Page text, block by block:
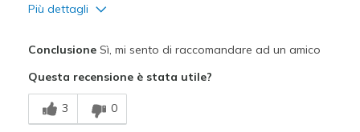
Più dettagli
Breathe Well
Comfortable
ConclusioneSì, mi sento di raccomandare ad un amico
Questa recensione è stata utile?
3 0